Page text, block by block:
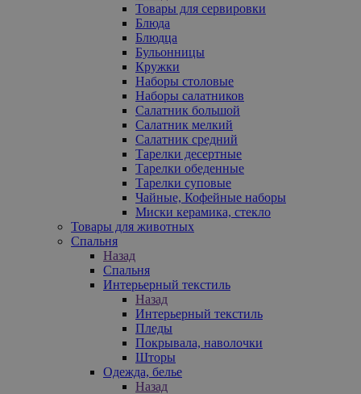
Товары для сервировки
Блюда
Блюдца
Бульонницы
Кружки
Наборы столовые
Наборы салатников
Салатник большой
Салатник мелкий
Салатник средний
Тарелки десертные
Тарелки обеденные
Тарелки суповые
Чайные, Кофейные наборы
Миски керамика, стекло
Товары для животных
Спальня
Назад
Спальня
Интерьерный текстиль
Назад
Интерьерный текстиль
Пледы
Покрывала, наволочки
Шторы
Одежда, белье
Назад